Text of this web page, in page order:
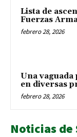
Lista de
Fuerzas
febrero 28, 2026
Una
en diversas
febrero 28, 2026
Noticias de